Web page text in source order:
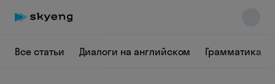
Все статьи Диалоги на английском Грамматика